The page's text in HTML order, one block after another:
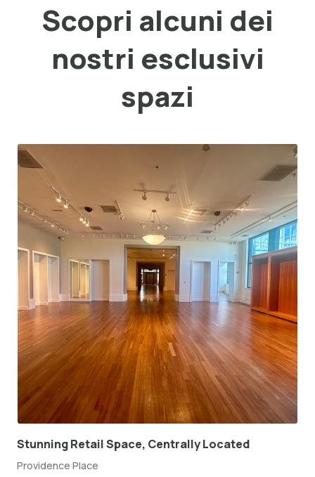
Scopri alcuni dei
nostri esclusivi
spazi
Stunning Retail Space, Centrally Located
Providence Place